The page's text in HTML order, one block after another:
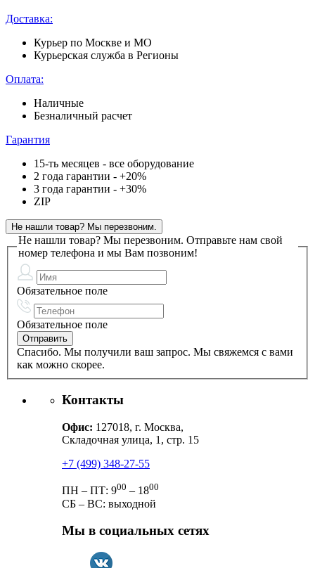
Доставка:
Курьер по Москве и МО
Курьерская служба в Регионы
Оплата:
Наличные
Безналичный расчет
Гарантия
15-ть месяцев - все оборудование
2 года гарантии - +20%
3 года гарантии - +30%
ZIP
Не нашли товар? Мы перезвоним.
Не нашли товар? Мы перезвоним. Отправьте нам свой
номер телефона и мы Вам позвоним!
Обязательное поле
Обязательное поле
Спасибо. Мы получили ваш запрос. Мы свяжемся с вами
как можно скорее.
Контакты
Офис: 127018, г. Москва,
Складочная улица, 1, стр. 15
+7 (499) 348-27-55
ПН – ПТ: 900 – 1800
СБ – ВС: выходной
Мы в социальных сетях